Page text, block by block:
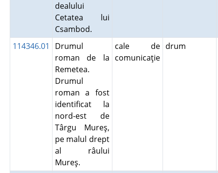
dealului
Cetatea lui
Csambod.
114346.01
Drumul
roman de la
Remetea.
Drumul
roman a fost
identificat la
nord-est de
Târgu Mureş,
pe malul drept
al râului
Mureş.
cale de
comunicaţie
drum